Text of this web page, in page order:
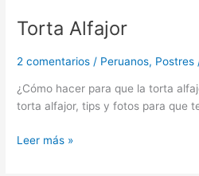
Torta Alfajor
2 comentarios / Peruanos, Postres
¿Cómo hacer para que la torta
torta alfajor, tips y fotos para que
Leer más »